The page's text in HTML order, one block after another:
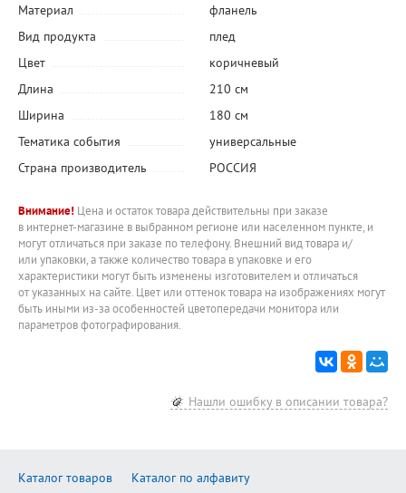
Материал
фланель
Вид продукта
плед
Цвет
коричневый
Длина
210 см
Ширина
180 см
Тематика события
универсальные
Страна производитель
РОССИЯ
Внимание! Цена и остаток товара действительны при заказе
в интернет-магазине в выбранном регионе или населенном пункте, и
могут отличаться при заказе по телефону. Внешний вид товара и/
или упаковки, а также количество товара в упаковке и его
характеристики могут быть изменены изготовителем и отличаться
от указанных на сайте. Цвет или оттенок товара на изображениях могут
быть иными из-за особенностей цветопередачи монитора или
параметров фотографирования.
Нашли ошибку в описании товара?
Каталог товаров
Каталог по алфавиту